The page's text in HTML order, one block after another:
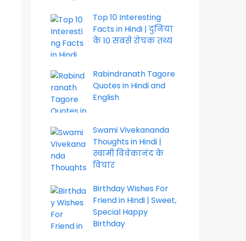
Top 10 Interesting
Facts in Hindi | दुनिया
के 10 सबसे रोचक तथ्य
Rabindranath Tagore
Quotes in Hindi and
English
Swami Vivekananda
Thoughts in Hindi |
स्वामी विवेकानंद के
विचार
Birthday Wishes For
Friend in Hindi | Sweet,
Special Happy
Birthday